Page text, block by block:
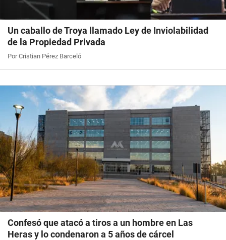
Un caballo de Troya llamado Ley de Inviolabilidad
de la Propiedad Privada
Por Cristian Pérez Barceló
Confesó que atacó a tiros a un hombre en Las
Heras y lo condenaron a 5 años de cárcel